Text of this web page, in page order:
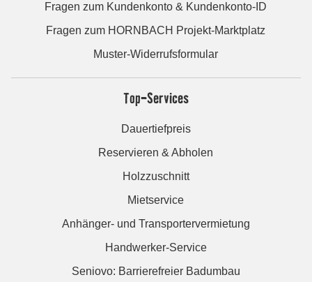
Fragen zum Kundenkonto & Kundenkonto-ID
Fragen zum HORNBACH Projekt-Marktplatz
Muster-Widerrufsformular
Top-Services
Dauertiefpreis
Reservieren & Abholen
Holzzuschnitt
Mietservice
Anhänger- und Transportervermietung
Handwerker-Service
Seniovo: Barrierefreier Badumbau